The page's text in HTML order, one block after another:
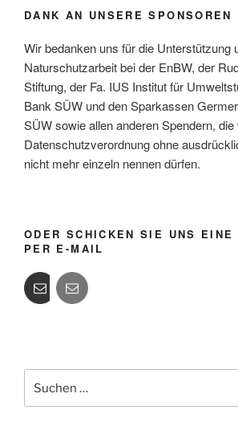
DANK AN UNSERE SPONSOREN
Wir bedanken uns für die Unterstützung
Naturschutzarbeit bei der EnBW, der
Stiftung, der Fa. IUS Institut für
Bank SÜW und den Sparkassen
SÜW sowie allen anderen Spendern, die
Datenschutzverordnung ohne
nicht mehr einzeln nennen dürfen.
ODER SCHICKEN SIE UNS EINE
PER E-MAIL
nach: